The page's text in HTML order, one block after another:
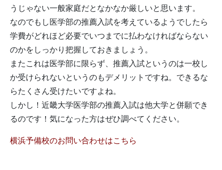
うじゃない一般家庭だとなかなか厳しいと思います。
なのでもし医学部の推薦入試を考えているようでしたら
学費がどれほど必要でいつまでに払わなければならない
のかをしっかり把握しておきましょう。
またこれは医学部に限らず、推薦入試というのは一校し
か受けられないというのもデメリットですね。できるな
らたくさん受けたいですよね。
しかし！近畿大学医学部の推薦入試は他大学と併願でき
るのです！気になった方はぜひ調べてください。
横浜予備校のお問い合わせはこちら